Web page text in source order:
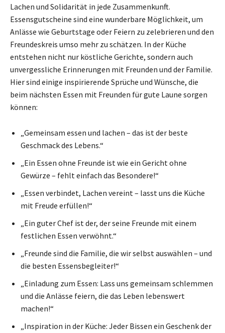
Lachen und Solidarität in jede Zusammenkunft.
Essensgutscheine sind eine wunderbare Möglichkeit, um
Anlässe wie Geburtstage oder Feiern zu zelebrieren und den
Freundeskreis umso mehr zu schätzen. In der Küche
entstehen nicht nur köstliche Gerichte, sondern auch
unvergessliche Erinnerungen mit Freunden und der Familie.
Hier sind einige inspirierende Sprüche und Wünsche, die
beim nächsten Essen mit Freunden für gute Laune sorgen
können:
„Gemeinsam essen und lachen – das ist der beste
Geschmack des Lebens.“
„Ein Essen ohne Freunde ist wie ein Gericht ohne
Gewürze – fehlt einfach das Besondere!“
„Essen verbindet, Lachen vereint – lasst uns die Küche
mit Freude erfüllen!“
„Ein guter Chef ist der, der seine Freunde mit einem
festlichen Essen verwöhnt.“
„Freunde sind die Familie, die wir selbst auswählen – und
die besten Essensbegleiter!“
„Einladung zum Essen: Lass uns gemeinsam schlemmen
und die Anlässe feiern, die das Leben lebenswert
machen!“
„Inspiration in der Küche: Jeder Bissen ein Geschenk der